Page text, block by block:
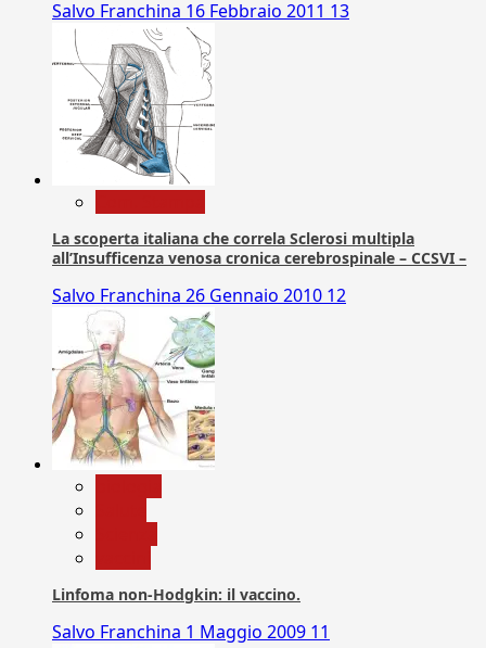
Salvo Franchina 16 Febbraio 2011 13
La scoperta italiana che correla Sclerosi multipla
all’Insufficenza venosa cronica cerebrospinale – CCSVI –
Salvo Franchina 26 Gennaio 2010 12
Linfoma non-Hodgkin: il vaccino.
Salvo Franchina 1 Maggio 2009 11